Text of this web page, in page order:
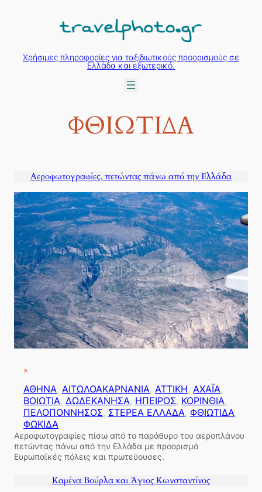
περιεχόμενο
Χρήσιμες πληροφορίες για ταξιδιωτικούς προορισμούς σε
Ελλάδα και εξωτερικό.
ΦΘΙΩΤΙΔΑ
Αεροφωτογραφίες, πετώντας πάνω από την Ελλάδα
»
ΑΘΗΝΑ, ΑΙΤΩΛΟΑΚΑΡΝΑΝΙΑ, ΑΤΤΙΚΗ, ΑΧΑΪΑ
ΒΟΙΩΤΙΑ, ΔΩΔΕΚΑΝΗΣΑ, ΗΠΕΙΡΟΣ, ΚΟΡΙΝΘΙΑ
ΠΕΛΟΠΟΝΝΗΣΟΣ, ΣΤΕΡΕΑ ΕΛΛΑΔΑ, ΦΘΙΩΤΙΔΑ
ΦΩΚΙΔΑ
Αεροφωτογραφίες πίσω από το παράθυρο του αεροπλάνου
πετώντας πάνω από την Ελλάδα με προορισμό
Ευρωπαϊκές πόλεις και πρωτεύουσες.
Καμένα Βούρλα και Άγιος Κωνσταντίνος